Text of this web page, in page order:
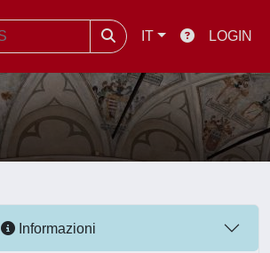
IT LOGIN
Informazioni